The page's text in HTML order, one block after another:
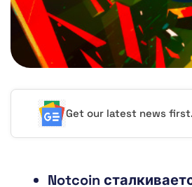
Get our latest news
Notcoin